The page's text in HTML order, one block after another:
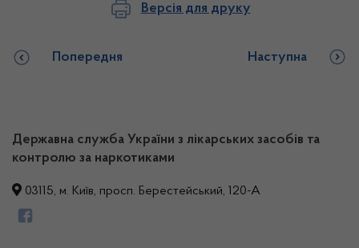
Версія для друку
Попередня Наступна
Державна служба України з лікарських засобів та
контролю за наркотиками
03115, м. Київ, просп. Берестейський, 120-А